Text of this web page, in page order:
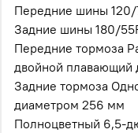
Передние шины 120/
Задние шины 180/
Передние тормоза
двойной плавающий
Задние тормоза
диаметром 256 мм
Полноцветный 6,5-